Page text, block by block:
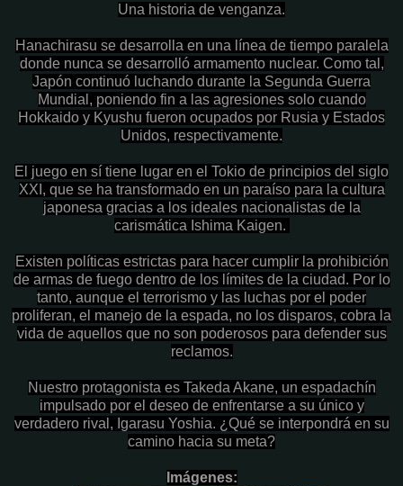
Una historia de venganza.
Hanachirasu se desarrolla en una línea de tiempo paralela
donde nunca se desarrolló armamento nuclear. Como tal,
Japón continuó luchando durante la Segunda Guerra
Mundial, poniendo fin a las agresiones solo cuando
Hokkaido y Kyushu fueron ocupados por Rusia y Estados
Unidos, respectivamente.
El juego en sí tiene lugar en el Tokio de principios del siglo
XXI, que se ha transformado en un paraíso para la cultura
japonesa gracias a los ideales nacionalistas de la
carismática Ishima Kaigen.
Existen políticas estrictas para hacer cumplir la prohibición
de armas de fuego dentro de los límites de la ciudad. Por lo
tanto, aunque el terrorismo y las luchas por el poder
proliferan, el manejo de la espada, no los disparos, cobra la
vida de aquellos que no son poderosos para defender sus
reclamos.
Nuestro protagonista es Takeda Akane, un espadachín
impulsado por el deseo de enfrentarse a su único y
verdadero rival, Igarasu Yoshia. ¿Qué se interpondrá en su
camino hacia su meta?
Imágenes: